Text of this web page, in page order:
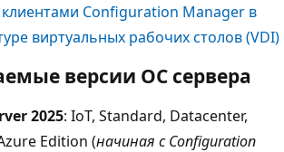
Configuration Manager в
виртуальных рабочих столов (VDI)
версии ОС сервера
2025: IoT, Standard, Datacenter,
Edition (начиная с Configuration